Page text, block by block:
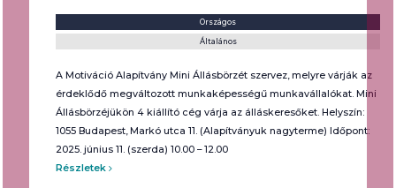
Országos
Általános
A Motiváció Alapítvány Mini Állásbörzét szervez, melyre várják az
érdeklődő megváltozott munkaképességű munkavállalókat. Mini
Állásbörzéjükön 4 kiállító cég várja az álláskeresőket. Helyszín:
1055 Budapest, Markó utca 11. (Alapítványuk nagyterme) Időpont:
2025. június 11. (szerda) 10.00 – 12.00
Részletek